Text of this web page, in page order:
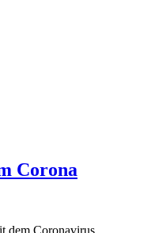
Corona
dem Coronavirus